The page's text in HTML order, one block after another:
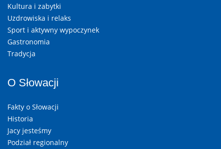
Kultura i zabytki
Uzdrowiska i relaks
Sport i aktywny wypoczynek
Gastronomia
Tradycja
O Słowacji
Fakty o Słowacji
Historia
Jacy jesteśmy
Podział regionalny